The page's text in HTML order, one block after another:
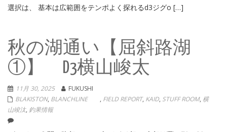
選択は、 基本は広範囲をテンポよく探れるd3ジグo […]
秋の湖通い【屈斜路湖
①】 D3横山峻太
11月 30, 2025
FUKUSHI
BLAKISTON, BLANCHLINE , FIELD REPORT, KAID, STUFF ROOM, 横
山竣汰, 釣果情報